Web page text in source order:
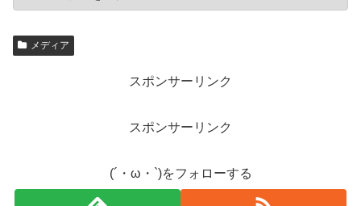
メディア
スポンサーリンク
スポンサーリンク
(´・ω・`)をフォローする